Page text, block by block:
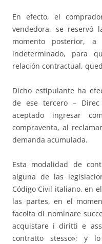
En efecto, el
vendedora, se reservó
momento posterior,
indeterminado, para
relación contractual,
Dicho estipulante ha
de ese tercero –
aceptado ingresar
compraventa, al
demanda acumulada.
Esta modalidad de
alguna de las
Código Civil italiano, en
las partes, en el
facolta di nominare
acquistare i diritti e
contratto stesso»; y